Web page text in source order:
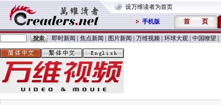
设万维读者为首页
手机版 首 页
即时新闻 焦点新闻 图片新闻 万维视频 环球大观 中国嘹望